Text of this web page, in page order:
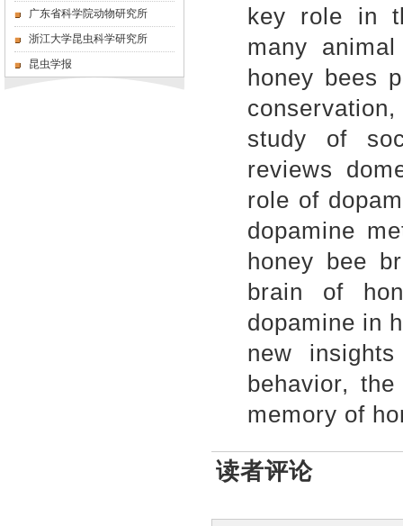
广东省科学院动物研究所
浙江大学昆虫科学研究所
昆虫学报
key role in
many
honey bees
study of
reviews
role of
dopamine
honey bee
brain of
dopamine in
new
behavior,
memory of
读者评论